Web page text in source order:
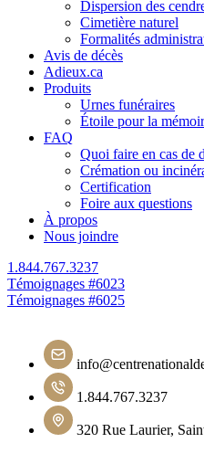
Dispersion des
Cimetière naturel
Formalités
Avis de décès
Adieux.ca
Produits
Urnes funéraires
Étoile pour la
FAQ
Quoi faire en cas de
Crémation ou
Certification
Foire aux questions
À propos
Nous joindre
1.844.767.3237
Navigation
de
l'article
Témoignages #6023
Témoignages #6025
1.844.767.3237
320 Rue Laurier,